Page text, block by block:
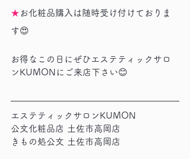
★ お化粧品購入は随時受け付けておりま
す😍
お得なこの日にぜひエステティックサロ
ンKUMONにご来店下さい😊
エステティックサロンKUMON
公文化粧品店 土佐市高岡店
きもの処公文 土佐市高岡店